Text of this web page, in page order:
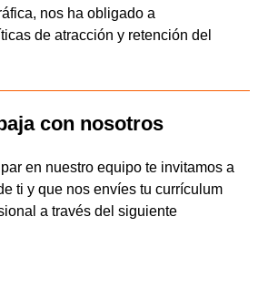
nos ha obligado a
de atracción y retención del
con nosotros
en nuestro equipo te invitamos a
ti y que nos envíes tu currículum
a través del siguiente